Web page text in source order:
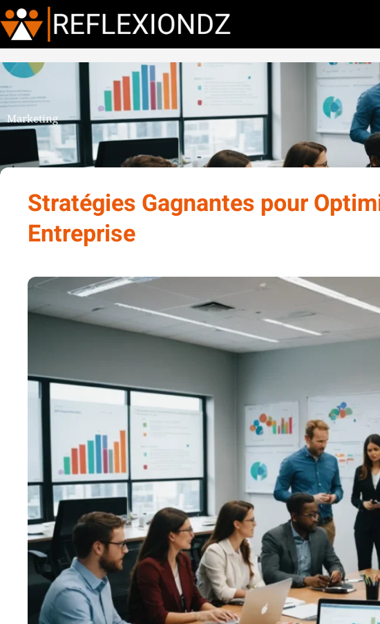
Marketing
Stratégies Gagnantes pour
Entreprise